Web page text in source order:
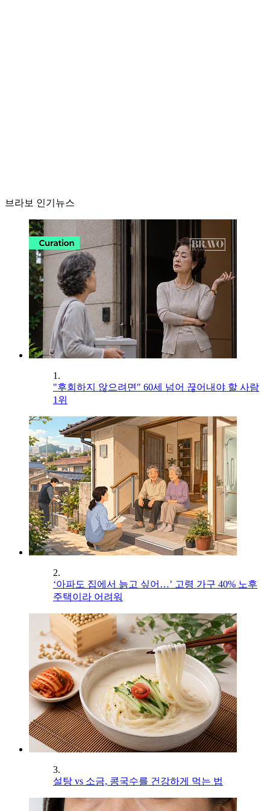
브라보 인기뉴스
1.
"후회하지 않으려면" 60세 넘어 끊어내야 할 사람
1위
2.
‘아파도 집에서 늙고 싶어…’ 고령 가구 40% 노후
주택이라 어려워
3.
설탕 vs 소금, 콩국수를 건강하게 먹는 법